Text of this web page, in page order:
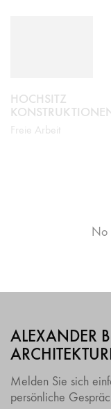
KONSTRUKTIONEN
Freie Arbeit
No
ALEXANDER
Melden Sie sich
persönliche